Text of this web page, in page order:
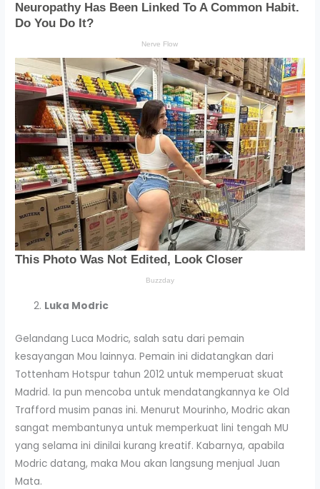
Luka Modric
Gelandang Luca Modric, salah satu dari pemain
kesayangan Mou lainnya. Pemain ini didatangkan dari
Tottenham Hotspur tahun 2012 untuk memperuat skuat
Madrid. Ia pun mencoba untuk mendatangkannya ke Old
Trafford musim panas ini. Menurut Mourinho, Modric akan
sangat membantunya untuk memperkuat lini tengah MU
yang selama ini dinilai kurang kreatif. Kabarnya, apabila
Modric datang, maka Mou akan langsung menjual Juan
Mata.